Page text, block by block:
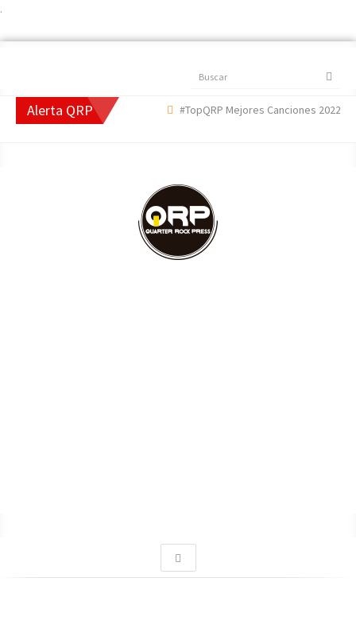
.
Buscar
Alerta QRP #TopQRP Mejores Canciones 2022